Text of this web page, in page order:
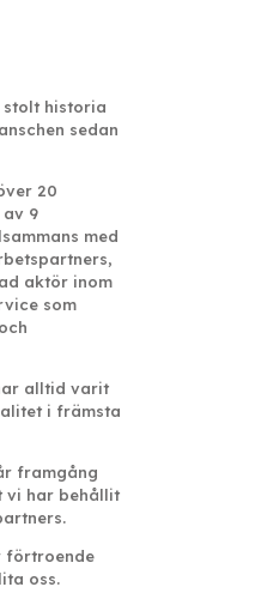
stolt historia
sedan
20
9
med
aktör inom
som
alltid varit
i främsta
framgång
vi har behållit
förtroende
oss.